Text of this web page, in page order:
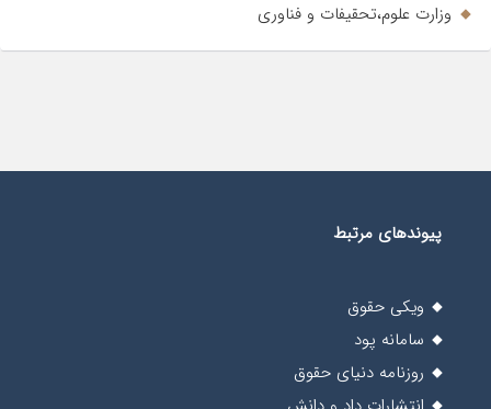
وزارت علوم،تحقیفات و فناوری
پیوندهای مرتبط
ویکی حقوق
سامانه پود
روزنامه دنیای حقوق